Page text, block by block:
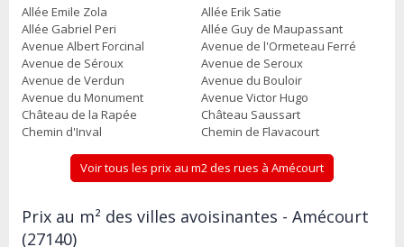
Allée Emile Zola
Allée Erik Satie
Allée Gabriel Peri
Allée Guy de Maupassant
Avenue Albert Forcinal
Avenue de l'Ormeteau Ferré
Avenue de Séroux
Avenue de Seroux
Avenue de Verdun
Avenue du Bouloir
Avenue du Monument
Avenue Victor Hugo
Château de la Rapée
Château Saussart
Chemin d'Inval
Chemin de Flavacourt
Voir tous les prix au m2 des rues à Amécourt
Prix au m² des villes avoisinantes - Amécourt
(27140)